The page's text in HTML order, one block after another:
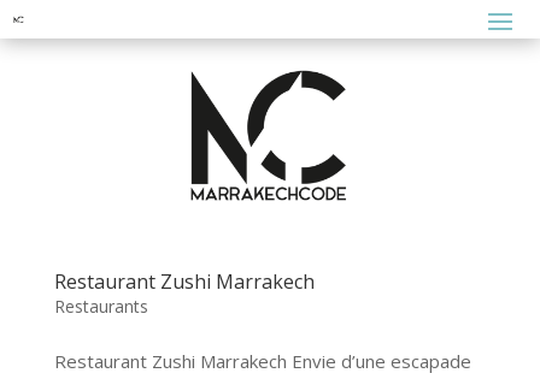
Restaurant Zushi Marrakech
Restaurants
Restaurant Zushi Marrakech Envie d’une escapade